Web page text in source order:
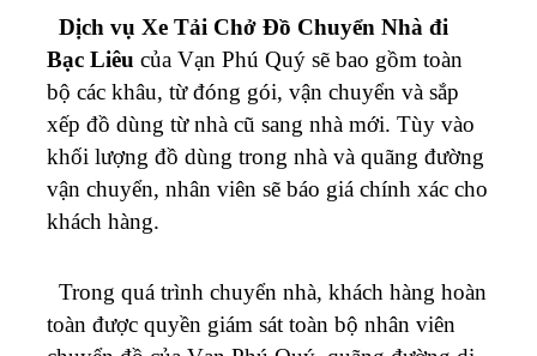
Dịch vụ Xe Tải Chở Đồ Chuyển Nhà đi
Bạc Liêu của Vạn Phú Quý sẽ bao gồm toàn
bộ các khâu, từ đóng gói, vận chuyển và sắp
xếp đồ dùng từ nhà cũ sang nhà mới. Tùy vào
khối lượng đồ dùng trong nhà và quãng đường
vận chuyển, nhân viên sẽ báo giá chính xác cho
khách hàng.
Trong quá trình chuyển nhà, khách hàng hoàn
toàn được quyền giám sát toàn bộ nhân viên